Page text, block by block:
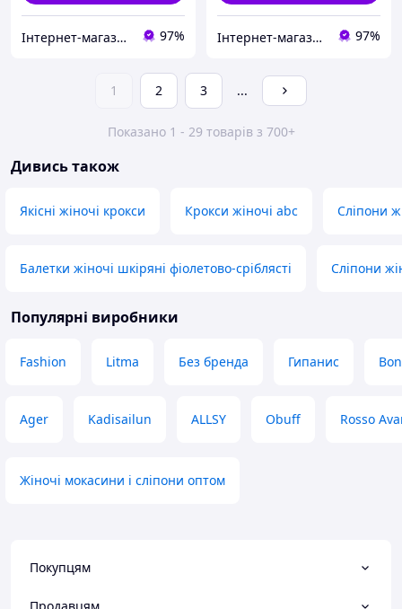
Інтернет-магазин Soloveiko.com.ua - одяг та взуття для всієї сім’ї, Україна 97% Інтернет-магазин Minimalka.com - мінімальні ціни на одяг та взуття, спідню білизну та інші товари 97%
1 2 3 ...
Показано 1 - 29 товарів з 700+
Дивись також
Якісні жіночі крокси Крокси жіночі abc Сліпони
Балетки жіночі шкіряні фіолетово-сріблясті Сліпони
Популярні виробники
Fashion Litma Без бренда Гипанис
Ager Kadisailun ALLSY Obuff Rosso
Жіночі мокасини і сліпони оптом
Покупцям